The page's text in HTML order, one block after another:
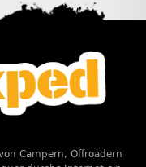
Campern, Offroadern